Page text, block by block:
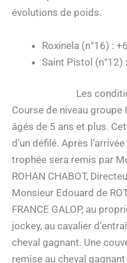
évolutions de poids.
Roxinela (n°16) :
Saint Pistol (n°12)
Les
Course de niveau groupe
âgés de 5 ans et plus.
d’un défilé. Après
trophée sera remis par
ROHAN CHABOT,
Monsieur Edouard de
FRANCE GALOP, au
jockey, au cavalier
cheval gagnant. Une
remise au cheval